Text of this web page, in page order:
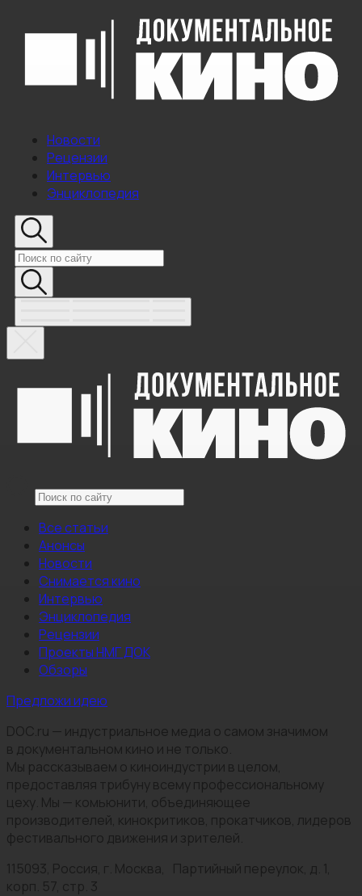
Новости
Рецензии
Интервью
Энциклопедия
Все статьи
Анонсы
Новости
Снимается кино
Интервью
Энциклопедия
Рецензии
Проекты НМГ ДОК
Обзоры
Предложи идею
DOC.ru — индустриальное медиа о самом значимом
в документальном кино и не только.
Мы рассказываем о киноиндустрии в целом,
предоставляя трибуну всему профессиональному
цеху. Мы — комьюнити, объединяющее
производителей, кинокритиков, прокатчиков, лидеров
фестивального движения и зрителей.
115093, Россия, г. Москва, Партийный переулок, д. 1,
корп. 57, стр. 3